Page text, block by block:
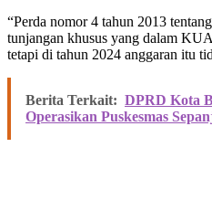
“Perda nomor 4 tahun 2013
tunjangan khusus yang dalam
tetapi di tahun 2024 anggaran itu
Berita Terkait: DPRD Kota
Operasikan Puskesmas